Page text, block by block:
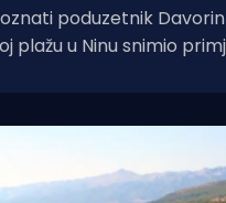
poduzetnik
plažu u Ninu snimio